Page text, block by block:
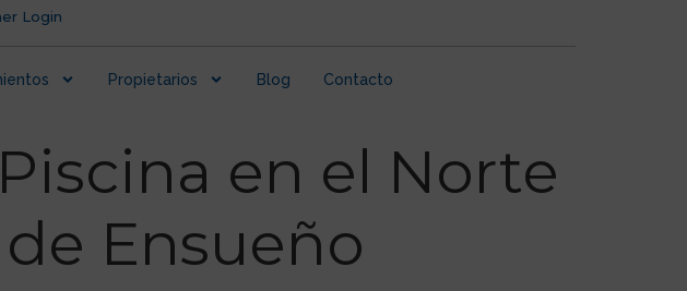
Login
Propietarios Blog Contacto
en el Norte
Ensueño